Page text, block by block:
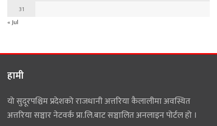
31
« Jul
हामी
यो सुदूरपश्चिम प्रदेशको राजधानी अत्तरिया कैलालीमा अवस्थित
अत्तरिया सञ्चार नेटवर्क प्रा.लि.बाट सञ्चालित अनलाइन पोर्टल हो ।